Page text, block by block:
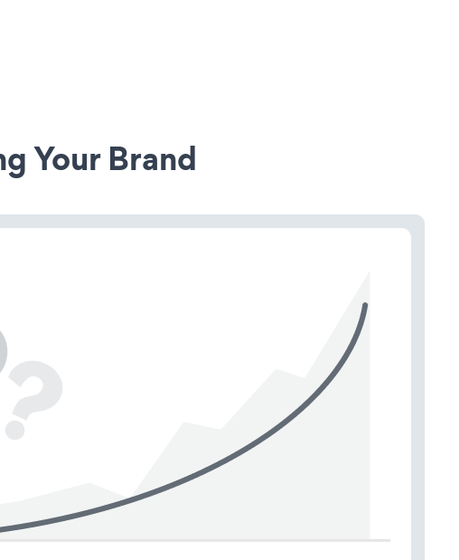
Your Brand